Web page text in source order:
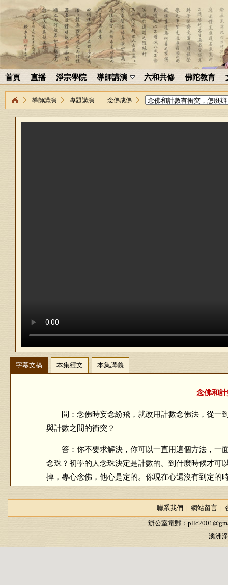
首頁 直播 淨宗學院 導師講演 六和共修 佛陀教育
導師講演 專題講演 念佛成佛
字幕文稿 本集經文 本集講義
念佛和
問：念佛時妄念紛飛，就改用計數念佛法，從一
與計數之間的衝突？
答：你不要求解決，你可以一直用這個方法，一
念珠？初學的人念珠決定是計數的。到什麼時候才可
掉，專心念佛，他心是定的。你現在心還沒有到定的
答香港參學同修（第53集）
聯系我們 | 網站留言|
辦公室電郵﹕
澳洲